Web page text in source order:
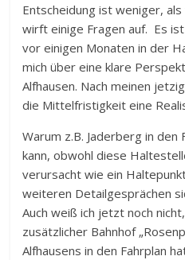
Entscheidung ist weniger,
wirft einige Fragen auf. Es
vor einigen Monaten in der
mich über eine klare
Alfhausen. Nach meinen
die Mittelfristigkeit eine
Warum z.B. Jaderberg in
kann, obwohl diese
verursacht wie ein
weiteren Detailgesprächen
Auch weiß ich jetzt noch
zusätzlicher Bahnhof
Alfhausens in den Fahrplan